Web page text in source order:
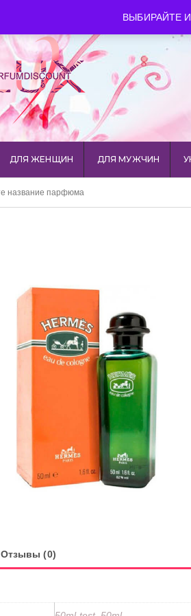
ВЫБИРАЙТЕ
+7 903 544 11 18 г.
ДЛЯ ЖЕНЩИН ДЛЯ МУЖЧИН
Отзывы (0)